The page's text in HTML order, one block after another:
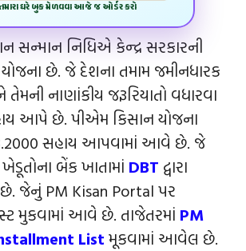
તમારા ઘરે બુક મેળવવા આજે જ ઓર્ડર કરો
સન્માન નિધિએ કેન્દ્ર સરકારની
છે. જે દેશના તમામ જમીનધારક
તેમની નાણાંકીય જરૂરિયાતો વધારવા
આપે છે. પીએમ કિસાન યોજના
સહાય આપવામાં આવે છે. જે
ખેડૂતોના બેંક ખાતામાં DBT દ્વારા
જેનું PM Kisan Portal પર
મુકવામાં આવે છે. તાજેતરમાં PM
List મૂકવામાં આવેલ છે.